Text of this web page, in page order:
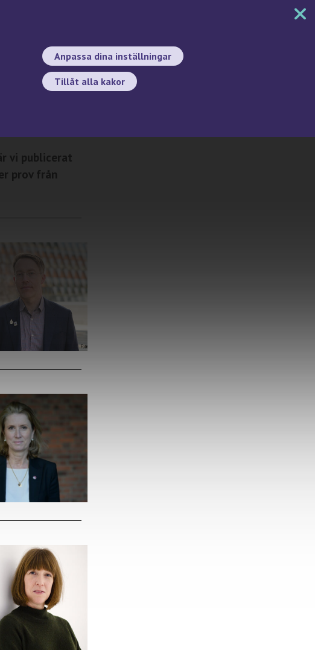
Anpassa dina inställningar
Tillåt alla kakor
vi publicerat
prov från